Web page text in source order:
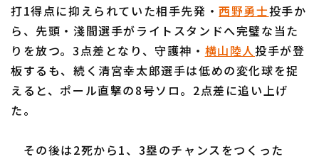
福岡ソフトバンクホークス
打1得点に抑えられていた相手先発・西野勇士投手か
ら、先頭・淺間選手がライトスタンドへ完璧な当た
りを放つ。3点差となり、守護神・ 横山陸人投手が登
板するも、続く清宮幸太郎選手は低めの変化球を捉
えると、ポール直撃の8号ソロ。2点差に追い上げ
た。
その後は2死から1、3塁のチャンスをつくった